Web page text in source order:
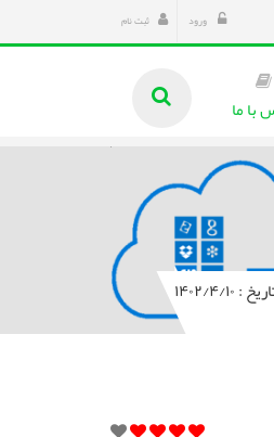
ورود ثبت نام
با ما
۱۴۰۲/۴/۱۰